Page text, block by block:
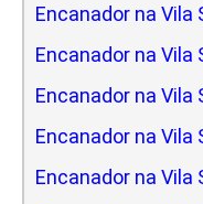
Encanador na Vila
Encanador na Vila
Encanador na Vila
Encanador na Vila
Encanador na Vila